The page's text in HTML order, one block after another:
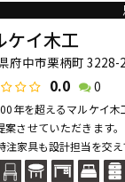
ケイ木工
府中市栗柄町 3228-2
0.0 0
年を超えるマルケイ
案させていただきます
注家具も設計担当を交